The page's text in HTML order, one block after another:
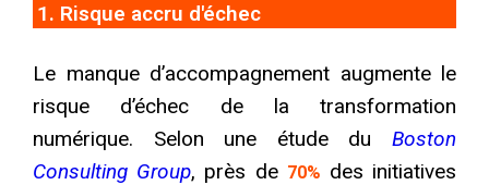
1. Risque accru d'échec
Le manque d’accompagnement augmente le
risque d’échec de la transformation
numérique. Selon une étude du Boston
Consulting Group, près de 70% des initiatives